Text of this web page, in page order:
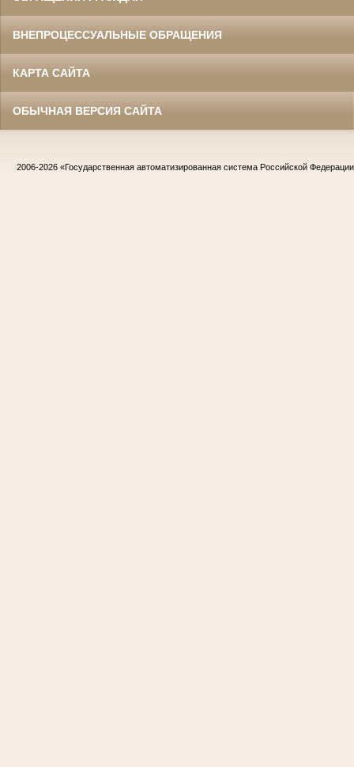
ВНЕПРОЦЕССУАЛЬНЫЕ ОБРАЩЕНИЯ
КАРТА САЙТА
ОБЫЧНАЯ ВЕРСИЯ САЙТА
2006-2026 «Государственная автоматизированная система Российской